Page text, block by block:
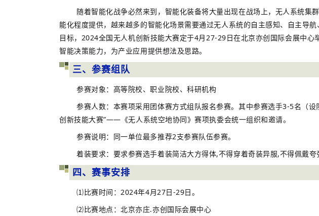
随着智能化战争必然来到，智能化装备将大量出现在战场上，无人系统
能化程度提供，越来越多的智能化场景需要通过无人系统的自主感知、自主导
目标，2024全国无人机创新技能大赛定于4月27-29日在北京亦创国际会展中
智能决策能力，为产业应用提供想法及思路。
三、参赛组队
参赛对象：高等院校、职业院校、科研机构
参赛人数：本赛项采用团体赛方式组队报名参赛。其中参赛选手3-5名（
创新技能大赛”——《无人系统空地协同》赛项执委会统一组织和邀请。
参赛说明：同一单位最多推荐2支参赛队伍参赛。
着装要求：要求参赛选手着装简洁大方得体,不得穿着奇装异服,不得佩戴夸
四、赛事安排
⑴比赛时间：2024年4月27日-29日。
⑵比赛地点：北京亦庄.亦创国际会展中心